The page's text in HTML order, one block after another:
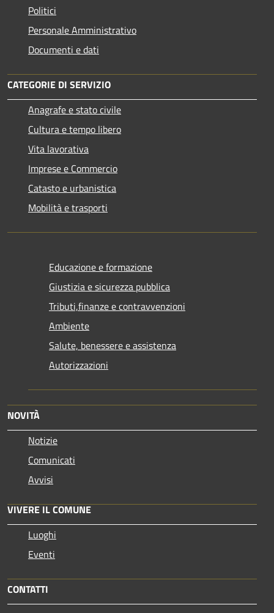
Politici
Personale Amministrativo
Documenti e dati
CATEGORIE DI SERVIZIO
Anagrafe e stato civile
Cultura e tempo libero
Vita lavorativa
Imprese e Commercio
Catasto e urbanistica
Mobilità e trasporti
Educazione e formazione
Giustizia e sicurezza pubblica
Tributi,finanze e contravvenzioni
Ambiente
Salute, benessere e assistenza
Autorizzazioni
NOVITÀ
Notizie
Comunicati
Avvisi
VIVERE IL COMUNE
Luoghi
Eventi
CONTATTI